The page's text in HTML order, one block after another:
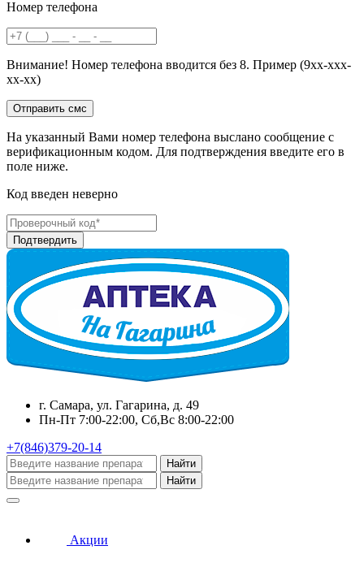
Номер телефона
Внимание! Номер телефона вводится без 8. Пример (9хх-ххх-
хх-хх)
На указанный Вами номер телефона выслано сообщение с
верификационным кодом. Для подтверждения введите его в
поле ниже.
Код введен неверно
г. Самара, ул. Гагарина, д. 49
Пн-Пт 7:00-22:00, Сб,Вс 8:00-22:00
+7(846)379-20-14
Найти
Найти
Акции